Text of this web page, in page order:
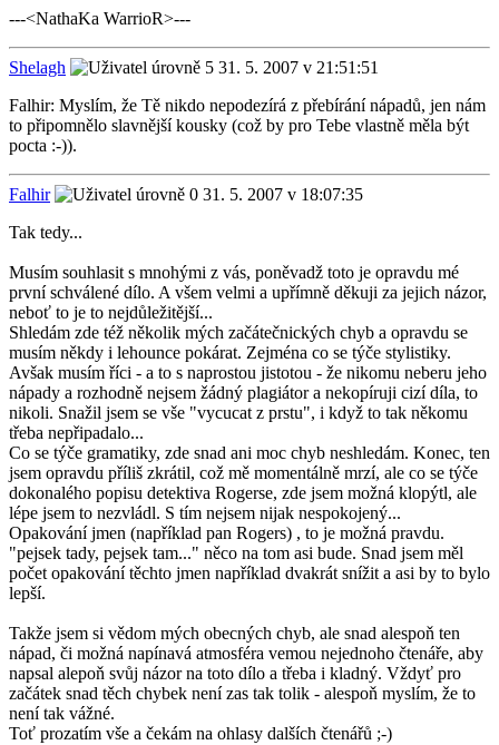
---<NathaKa WarrioR>---
Shelagh
31. 5. 2007 v 21:51:51
Falhir: Myslím, že Tě nikdo nepodezírá z přebírání nápadů, jen nám
to připomnělo slavnější kousky (což by pro Tebe vlastně měla být
pocta :-)).
Falhir
31. 5. 2007 v 18:07:35
Tak tedy...
Musím souhlasit s mnohými z vás, poněvadž toto je opravdu mé
první schválené dílo. A všem velmi a upřímně děkuji za jejich názor,
neboť to je to nejdůležitější...
Shledám zde též několik mých začátečnických chyb a opravdu se
musím někdy i lehounce pokárat. Zejména co se týče stylistiky.
Avšak musím říci - a to s naprostou jistotou - že nikomu neberu jeho
nápady a rozhodně nejsem žádný plagiátor a nekopíruji cizí díla, to
nikoli. Snažil jsem se vše "vycucat z prstu", i když to tak někomu
třeba nepřipadalo...
Co se týče gramatiky, zde snad ani moc chyb neshledám. Konec, ten
jsem opravdu příliš zkrátil, což mě momentálně mrzí, ale co se týče
dokonalého popisu detektiva Rogerse, zde jsem možná klopýtl, ale
lépe jsem to nezvládl. S tím nejsem nijak nespokojený...
Opakování jmen (například pan Rogers) , to je možná pravdu.
"pejsek tady, pejsek tam..." něco na tom asi bude. Snad jsem měl
počet opakování těchto jmen například dvakrát snížit a asi by to bylo
lepší.
Takže jsem si vědom mých obecných chyb, ale snad alespoň ten
nápad, či možná napínavá atmosféra vemou nejednoho čtenáře, aby
napsal alepoň svůj názor na toto dílo a třeba i kladný. Vždyť pro
začátek snad těch chybek není zas tak tolik - alespoň myslím, že to
není tak vážné.
Toť prozatím vše a čekám na ohlasy dalších čtenářů ;-)